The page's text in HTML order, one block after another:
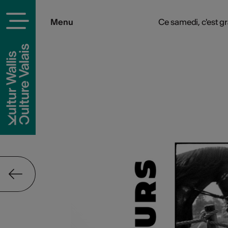
Menu Ce samedi, c'est